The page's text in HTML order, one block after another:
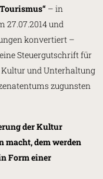
– in
27.07.2014 und
konvertiert –
Steuergutschrift für
und Unterhaltung
zugunsten
der Kultur
macht, dem werden
Form einer